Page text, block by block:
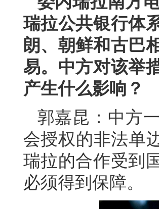
瑞拉公共银行体
朗、朝鲜和古巴
易。中方对该举
产生什么影响？
郭嘉昆：中方
会授权的非法单
瑞拉的合作受到
必须得到保障。